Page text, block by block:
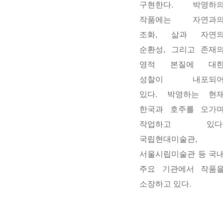
구현한다. 박영하
작품에는
자연과
조화, 삶과
자연
순환성, 그리고
존재
영적 본질에 대
성찰이
내포되
있다. 박영하는
현
한국과
호주를
오가
작업하고
있다
국립현대미술관,
서울시립미술관 등 국
주요
기관에서
작품
소장하고 있다.